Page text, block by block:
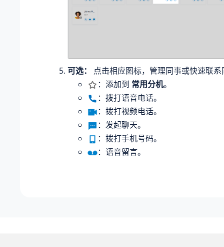
可选：
点击相应图标，管理同事或快速联系
：添加到 常用分机。
：拨打语音电话。
：拨打视频电话。
：发起聊天。
：拨打手机号码。
：语音留言。